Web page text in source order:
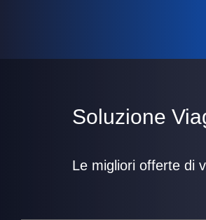
Soluzione
Le migliori offerte di